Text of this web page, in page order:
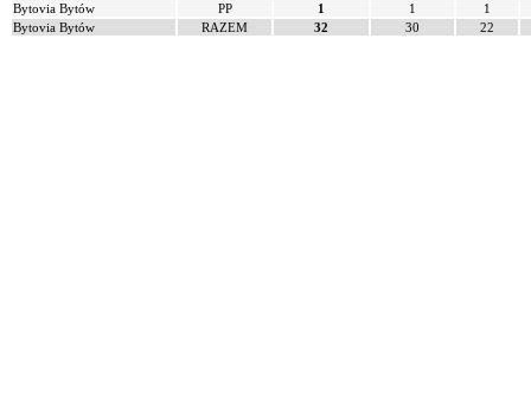
Bytovia Bytów
PP 1 1
1
Bytovia Bytów
RAZEM 32 30 22